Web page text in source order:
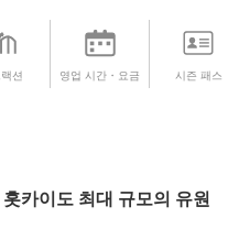
션 영업 시간・요금 시즌 패스
카이도 최대 규모의 유원